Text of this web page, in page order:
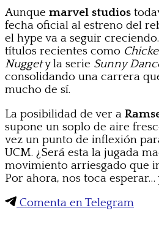
Aunque marvel studios
fecha oficial al estreno del
el hype va a seguir
títulos recientes como
Nuggety la serie Sunny
consolidando una carrera
mucho de sí.
La posibilidad de ver a
supone un soplo de aire
vez un punto de inflexión
UCM. ¿Será esta la jugada
movimiento arriesgado que
Por ahora, nos toca esperar…
Comenta en Telegram